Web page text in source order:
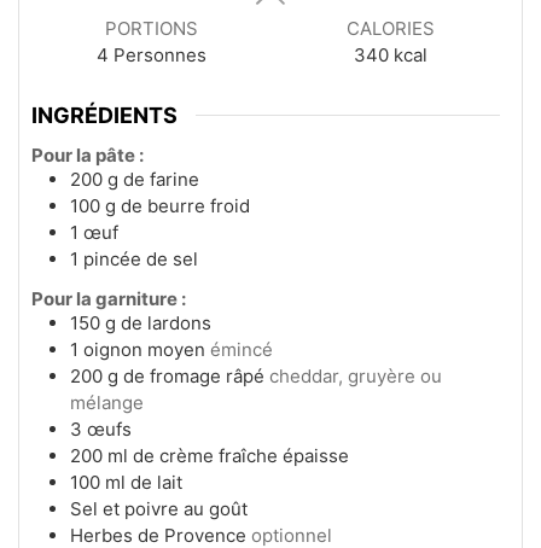
PORTIONS
4 Personnes
CALORIES
340 kcal
INGRÉDIENTS
Pour la pâte :
200 g de farine
100 g de beurre froid
1 œuf
1 pincée de sel
Pour la garniture :
150 g de lardons
1 oignon moyen émincé
200 g de fromage râpé cheddar, gruyère ou
mélange
3 œufs
200 ml de crème fraîche épaisse
100 ml de lait
Sel et poivre au goût
Herbes de Provence optionnel